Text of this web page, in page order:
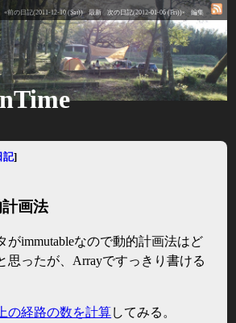
«前の日記(2011-12-10 (Sat)) 最新 次の日記(2012-01-06 (Fri))» 編集
記]
画法
がimmutableなので動的計画法はど
思ったが、Arrayですっきり書ける
の経路の数を計算してみる。